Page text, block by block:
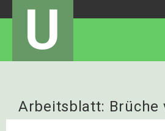
U
Arbeitsblatt: Brüche